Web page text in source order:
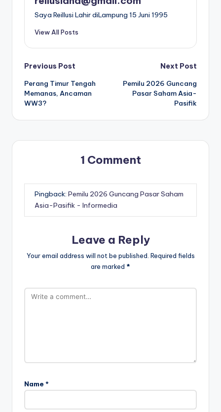
Saya ReiIlusi Lahir diLampung 15 Juni 1995
View All Posts
Post
navigation
Previous Post
Perang Timur Tengah
Memanas, Ancaman
WW3?
Next Post
Pemilu 2026 Guncang
Pasar Saham Asia-
Pasifik
1 Comment
Pingback: Pemilu 2026 Guncang Pasar Saham
Asia-Pasifik - Informedia
Leave a Reply
Your email address will not be published. Required fields
are marked *
Name *